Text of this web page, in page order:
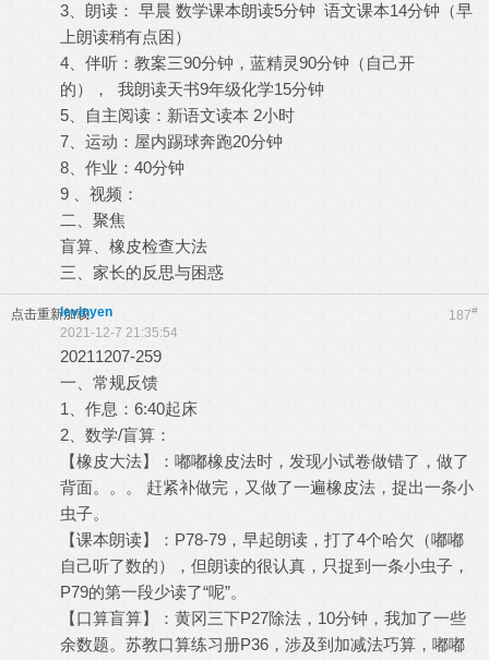
3、朗读： 早晨 数学课本朗读5分钟 语文课本14分钟（早
上朗读稍有点困）
4、伴听：教案三90分钟，蓝精灵90分钟（自己开
的）， 我朗读天书9年级化学15分钟
5、自主阅读：新语文读本 2小时
7、运动：屋内踢球奔跑20分钟
8、作业：40分钟
9 、视频：
二、聚焦
盲算、橡皮检查大法
三、家长的反思与困惑
点击重新加载 187#
levinyen
2021-12-7 21:35:54
20211207-259
一、常规反馈
1、作息：6:40起床
2、数学/盲算：
【橡皮大法】：嘟嘟橡皮法时，发现小试卷做错了，做了
背面。。。 赶紧补做完，又做了一遍橡皮法，捉出一条小
虫子。
【课本朗读】：P78-79，早起朗读，打了4个哈欠（嘟嘟
自己听了数的），但朗读的很认真，只捉到一条小虫子，
P79的第一段少读了“呢”。
【口算盲算】：黄冈三下P27除法，10分钟，我加了一些
余数题。苏教口算练习册P36，涉及到加减法巧算，嘟嘟